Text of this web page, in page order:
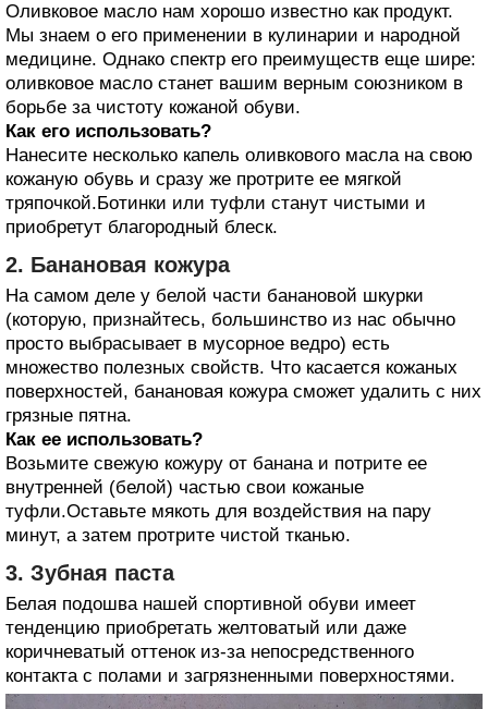
Оливковое масло нам хорошо известно как продукт.
Мы знаем о его применении в кулинарии и народной
медицине. Однако спектр его преимуществ еще шире:
оливковое масло станет вашим верным союзником в
борьбе за чистоту кожаной обуви.
Как его использовать?
Нанесите несколько капель оливкового масла на свою
кожаную обувь и сразу же протрите ее мягкой
тряпочкой.Ботинки или туфли станут чистыми и
приобретут благородный блеск.
2. Банановая кожура
На самом деле у белой части банановой шкурки
(которую, признайтесь, большинство из нас обычно
просто выбрасывает в мусорное ведро) есть
множество полезных свойств. Что касается кожаных
поверхностей, банановая кожура сможет удалить с них
грязные пятна.
Как ее использовать?
Возьмите свежую кожуру от банана и потрите ее
внутренней (белой) частью свои кожаные
туфли.Оставьте мякоть для воздействия на пару
минут, а затем протрите чистой тканью.
3. Зубная паста
Белая подошва нашей спортивной обуви имеет
тенденцию приобретать желтоватый или даже
коричневатый оттенок из-за непосредственного
контакта с полами и загрязненными поверхностями.